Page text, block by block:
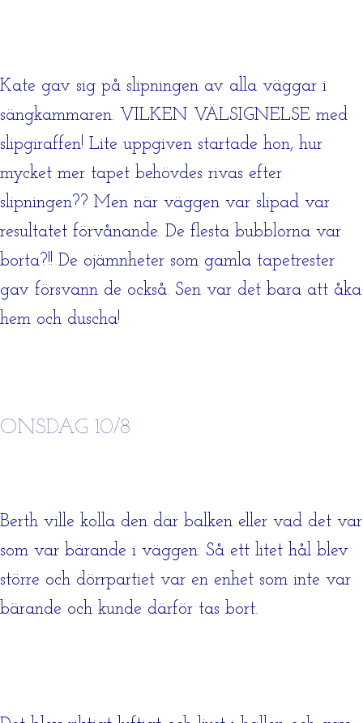
Kate gav sig på slipningen av alla väggar i
sängkammaren. VILKEN VÄLSIGNELSE med
slipgiraffen! Lite uppgiven startade hon, hur
mycket mer tapet behövdes rivas efter
slipningen?? Men när väggen var slipad var
resultatet förvånande. De flesta bubblorna var
borta?!! De ojämnheter som gamla tapetrester
gav försvann de också. Sen var det bara att åka
hem och duscha!
ONSDAG 10/8
Berth ville kolla den där balken eller vad det var
som var bärande i väggen. Så ett litet hål blev
större och dörrpartiet var en enhet som inte var
bärande och kunde därför tas bort.